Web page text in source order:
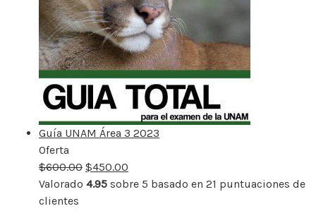
Guía UNAM Área 3 2023
Oferta
rebajado
$600.00 $450.00
Valorado 4.95 sobre 5 basado en 21 puntuaciones de
clientes